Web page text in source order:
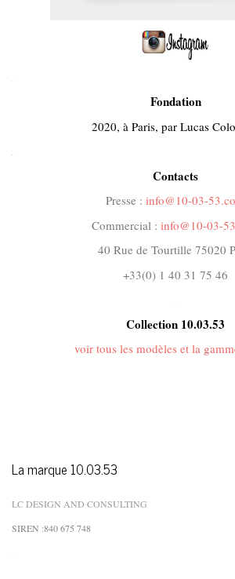
Fondation
2020, à Paris, par Lucas
.
Contacts
Presse : info@10-03-
Commercial : info@10-03-
40 Rue de Tourtille 75020
+33(0) 1 40 31 75 46
.
Collection 10.03.53
voir tous les modèles et la
La marque 10.03.53
LC DESIGN AND CONSULTING
SIREN :840 675 748